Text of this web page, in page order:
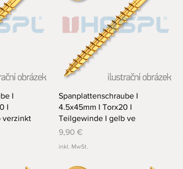
I
I
verzinkt
Schnellansicht
Spanplattenschraube I
4.5x45mm I Torx20 I
Teilgewinde I gelb ve
Preis
9,90 €
inkl. MwSt.